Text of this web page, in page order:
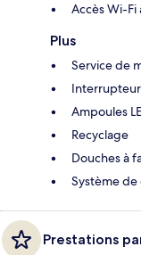
Accès Wi-
Plus
Service de
Ampoules
Recyclage
Douches à
Système
Prestations